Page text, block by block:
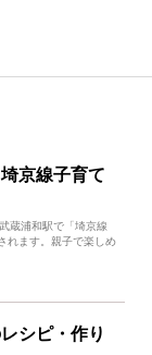
京線子育て
蔵浦和駅で「埼京線
れます。親子で楽しめ
シピ・作り